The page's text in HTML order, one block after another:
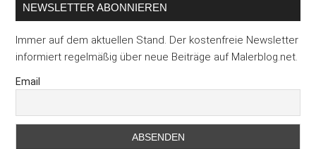
NEWSLETTER ABONNIEREN
Immer auf dem aktuellen Stand. Der kostenfreie Newsletter
informiert regelmäßig über neue Beiträge auf Malerblog.net.
Email